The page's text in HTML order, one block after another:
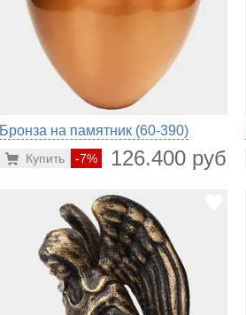
Бронза на памятник (60-390)
-7% 126.400 руб.
Купить